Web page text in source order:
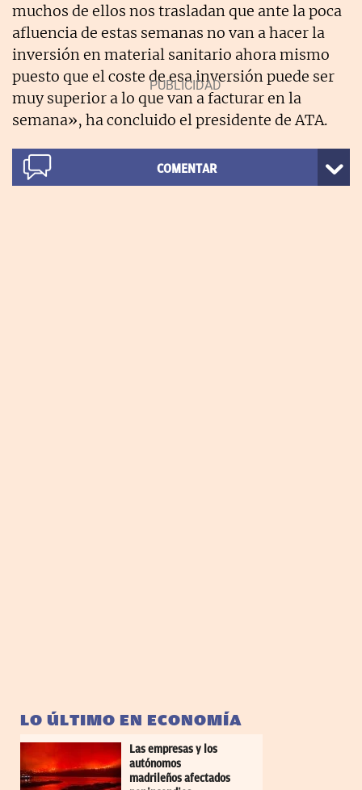
muchos de ellos nos trasladan que ante la poca
afluencia de estas semanas no van a hacer la
inversión en material sanitario ahora mismo
puesto que el coste de esa inversión puede ser
muy superior a lo que van a facturar en la
semana», ha concluido el presidente de ATA.
COMENTAR
LO ÚLTIMO EN ECONOMÍA
Las empresas y los
autónomos
madrileños afectados